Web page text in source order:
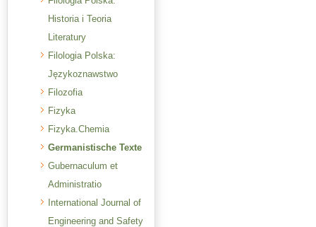
Historia i Teoria
Literatury
Filologia Polska:
Językoznawstwo
Filozofia
Fizyka
Fizyka.Chemia
Germanistische Texte
Gubernaculum et
Administratio
International Journal of
Engineering and Safety